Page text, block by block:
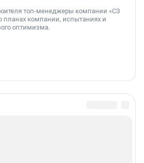
топ-менеджеры компании «СЗ
планах компании, испытаниях и
оптимизма.